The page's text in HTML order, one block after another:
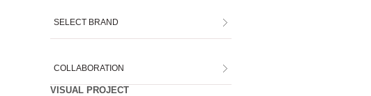
SELECT BRAND
COLLABORATION
VISUAL PROJECT